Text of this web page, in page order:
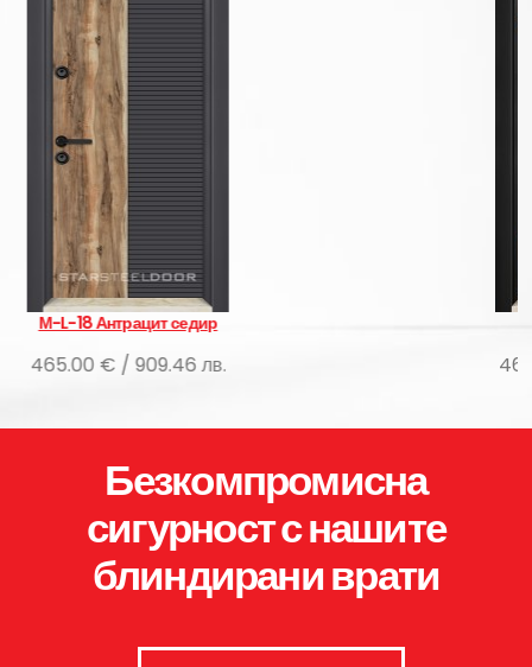
седир
лв. 465.00 € / 909.46
Безкомпромисна
сигурност с нашите
блиндирани врати